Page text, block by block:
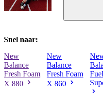
Snel naar:
New
Balance
Fresh Foam
X 880
New
Balance
Fresh Foam
X 860